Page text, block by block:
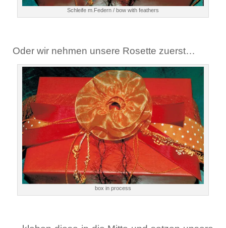
Schleife m.Federn / bow with feathers
Oder wir nehmen unsere Rosette zuerst…
box in process